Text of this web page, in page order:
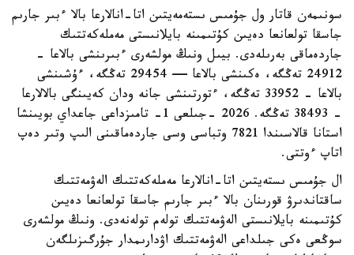
سونىمەن قاتار ول جۇمىس ىستەمەيتىن اتا-انالارعا بالا ءبىر جارىم
جاسقا تولعانعا دەيىن كۇتىمىنە بايلانىستى مەملەكەتتىك
جاردەماقى بەرىلەدى. بيىل ونىڭ مولشەرى ءبىرىنشى بالاعا -
24912 تەڭگە، ەكىنشى بالاعا — 29454 تەڭگە، ءۇشىنشى
بالاعا - 33952 تەڭگە، ءتورتىنشى جانە ودان كەيىنگى بالالارعا
- 38493 تەڭگە. 2026 -جىلعى 1- تامىزداعى جاعداي بويىنشا
استانا قالاسىندا 7821 وتباسى وسى جاردەماقىنى الىپ وتىر دەپ
اتاپ ءوتتى.
ال جۇمىس ىستەيتىن اتا-انالارعا مەملەكەتتىك الەۋمەتتىك
ساقتاندىرۋ قورىنان بالا ءبىر جارىم جاسقا تولعانعا دەيىن
كۇتىمىنە بايلانىستى الەۋمەتتىك تولەم تولەنەدى. ونىڭ مولشەرى
سوڭعى ەكى جىلداعى الەۋمەتتىك اۋدارىمدار جۇرگىزىلگەن